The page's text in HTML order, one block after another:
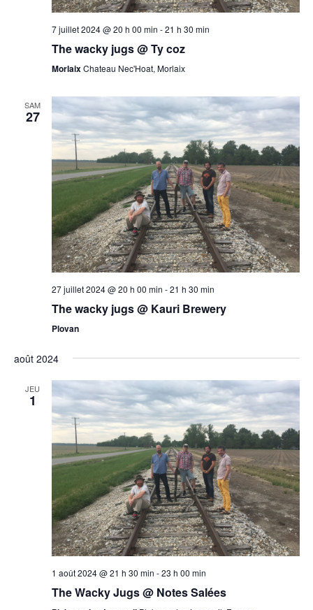
7 juillet 2024 @ 20 h 00 min -21 h 30 min
The wacky jugs @ Ty coz
MorlaixChateau Nec'Hoat, Morlaix
SAM
27
27 juillet 2024 @ 20 h 00 min -21 h 30 min
The wacky jugs @ Kauri Brewery
Plovan
août 2024
JEU
1
1 août 2024 @ 21 h 30 min -23 h 00 min
The Wacky Jugs @ Notes Salées